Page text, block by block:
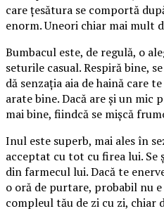
care țesătura se comportă
enorm. Uneori chiar mai mult
Bumbacul este, de regulă, o
seturile casual. Respiră bine,
dă senzația aia de haină care
arate bine. Dacă are și un mic
mai bine, fiindcă se mișcă
Inul este superb, mai ales în
acceptat cu tot cu firea lui. Se
din farmecul lui. Dacă te
o oră de purtare, probabil nu
compleul tău de zi cu zi, chiar